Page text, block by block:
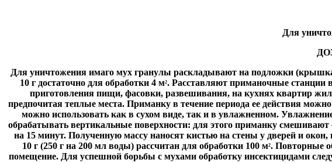
Для
Для уничтожения имаго мух гранулы раскладывают на подложки
10 г достаточно для обработки 4 м2. Расставляют приманочные станции
приготовления пищи, фасовки, развешивания, на кухнях квартир
предпочитая теплые места. Приманку в течение периода ее действия
можно использовать как в сухом виде, так и в увлажненном.
обрабатывать вертикальные поверхности: для этого приманку
на 15 минут. Полученную массу наносят кистью на стены у дверей и
10 г (250 г на 200 мл воды) рассчитан для обработки 100 м2. Повторные
помещение. Для успешной борьбы с мухами обработку инсектицидами